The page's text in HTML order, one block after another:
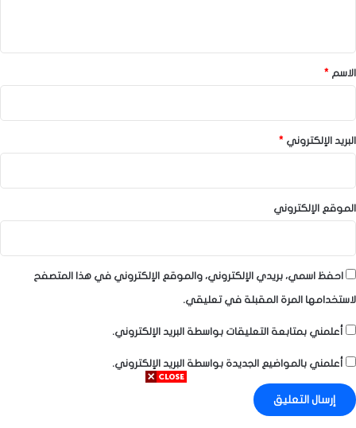
*الاسم *
البريد الإلكتروني *
الموقع الإلكتروني
احفظ اسمي، بريدي الإلكتروني، والموقع الإلكتروني في هذا المتصفح
لاستخدامها المرة المقبلة في تعليقي.
أعلمني بمتابعة التعليقات بواسطة البريد الإلكتروني.
أعلمني بالمواضيع الجديدة بواسطة البريد الإلكتروني.